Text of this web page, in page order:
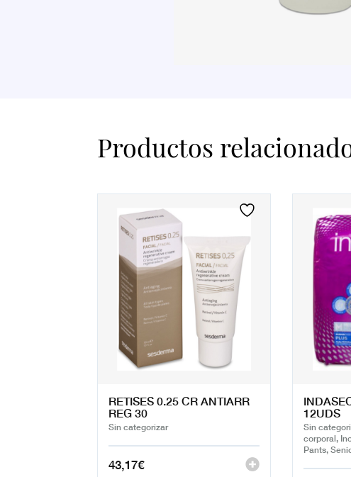
Productos
RETISES 0.25 CR ANTIARR
REG 30
Sin categorizar
43,17€
12UDS
Sin
corporal,
Pants,